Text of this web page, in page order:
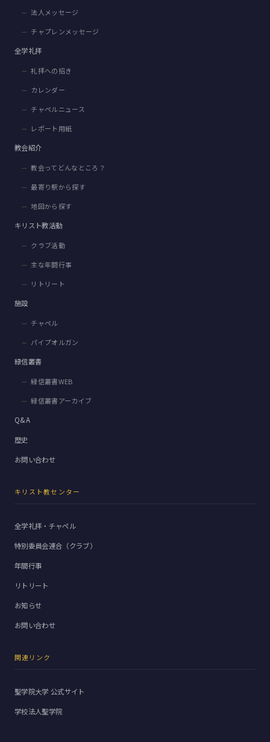
法人メッセージ
チャプレンメッセージ
全学礼拝
礼拝への招き
カレンダー
チャペルニュース
レポート用紙
教会紹介
教会ってどんなところ？
最寄り駅から探す
地図から探す
キリスト教活動
クラブ活動
主な年間行事
リトリート
施設
チャペル
パイプオルガン
緑信叢書
緑信叢書WEB
緑信叢書アーカイブ
Q&A
歴史
お問い合わせ
キリスト教センター
全学礼拝・チャペル
特別委員会連合（クラブ）
年間行事
リトリート
お知らせ
お問い合わせ
関連リンク
聖学院大学 公式サイト
学校法人聖学院